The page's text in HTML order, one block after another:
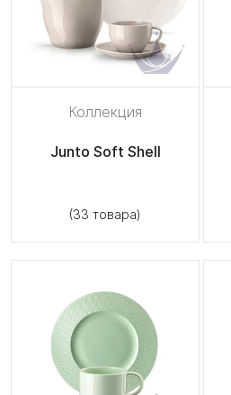
Коллекция
Junto Soft Shell
(33 товара)